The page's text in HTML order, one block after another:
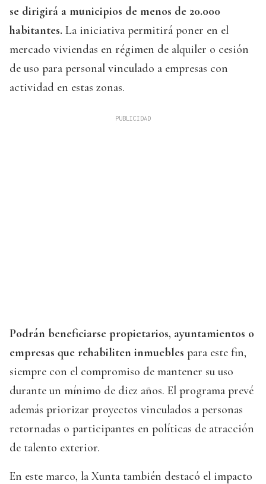
se dirigirá a municipios de menos de 20.000
habitantes. La iniciativa permitirá poner en el
mercado viviendas en régimen de alquiler o cesión
de uso para personal vinculado a empresas con
actividad en estas zonas.
Podrán beneficiarse propietarios, ayuntamientos o
empresas que rehabiliten inmuebles para este fin,
siempre con el compromiso de mantener su uso
durante un mínimo de diez años. El programa prevé
además priorizar proyectos vinculados a personas
retornadas o participantes en políticas de atracción
de talento exterior.
En este marco, la Xunta también destacó el impacto